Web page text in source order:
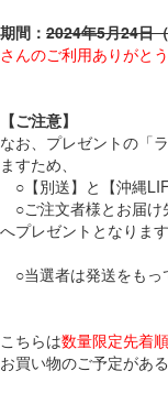
期間： 2024年5月24日
さんのご利用ありがと
【ご注意】
なお、プレゼントの「ラ
ますため、
○【別送】と【沖縄
○ご注文者様とお届け
へプレゼントとなります
○当選者は発送をもっ
こちらは数量限定先着順
お買い物のご予定があ